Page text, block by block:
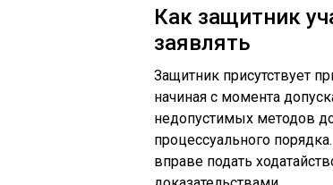
Как защитник
заявлять
Защитник присутствует
начиная с момента
недопустимых методов
процессуального
вправе подать